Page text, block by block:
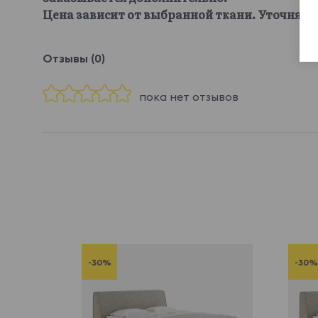
Цена зависит от выбранной ткани.
Отзывы (0)
пока нет отзывов
-30% -30%